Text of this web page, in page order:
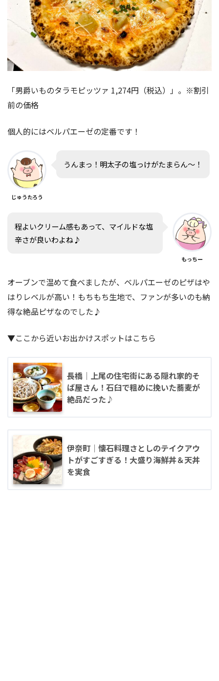
「男爵いものタラモピッツァ 1,274円（税込）」。※割引
前の価格
個人的にはベルパエーゼの定番です！
じゅうたろう
うんまっ！明太子の塩っけがたまらん〜！
程よいクリーム感もあって、マイルドな塩
辛さが良いわよね♪
もっちー
オーブンで温めて食べましたが、ベルパエーゼのピザはや
はりレベルが高い！もちもち生地で、ファンが多いのも納
得な絶品ピザなのでした♪
▼ここから近いお出かけスポットはこちら
長橋｜上尾の住宅街にある隠れ家的そ
ば屋さん！石臼で粗めに挽いた蕎麦が
絶品だった♪
伊奈町｜懐石料理さとしのテイクアウ
トがすごすぎる！大盛り海鮮丼＆天丼
を実食